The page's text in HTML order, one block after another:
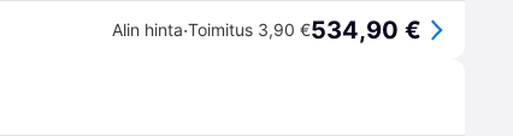
Alin hinta·Toimitus 3,90 €534,90 €